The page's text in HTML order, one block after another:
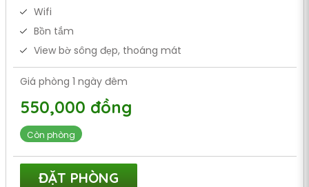
Wifi
Bồn tắm
View bờ sông đẹp, thoáng mát
Giá phòng 1 ngày đêm
550,000 đồng
Còn phòng
ĐẶT PHÒNG